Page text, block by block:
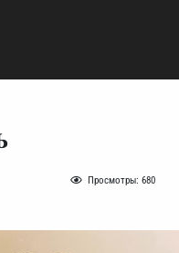
Просмотры: 680